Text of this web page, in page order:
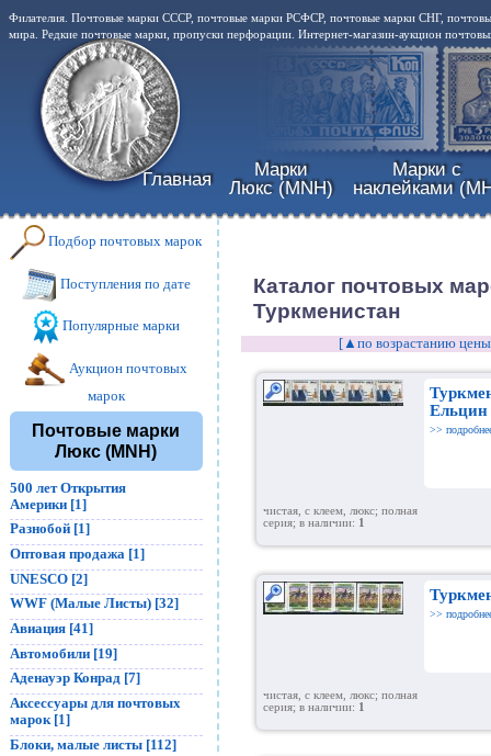
Филателия. Почтовые марки СССР, почтовые марки РСФСР, почтовые марки СНГ,
мира. Редкие почтовые марки, пропуски перфорации. Интернет-магазин-аукцион
Главная
Марки
Люкс (MNH)
Марки с
наклейками
Подбор почтовых марок
Поступления по дате
Популярные марки
Аукцион почтовых
марок
Почтовые марки
Люкс (MNH)
500 лет Открытия
Америки [1]
Разнобой [1]
Оптовая продажа [1]
UNESCO [2]
WWF (Малые Листы) [32]
Авиация [41]
Автомобили [19]
Аденауэр Конрад [7]
Аксессуары для почтовых
марок [1]
Блоки, малые листы [112]
Каталог почтовых
Туркменистан
[▲по возрастанию
Ельцин
>>
чистая, с клеем, люкс; полная
серия; в наличии: 1
>>
чистая, с клеем, люкс; полная
серия; в наличии: 1